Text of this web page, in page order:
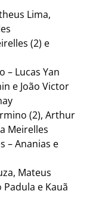
Lima,
(2) e
– Lucas Yan
e João Victor
(2), Arthur
Meirelles
– Ananias e
Mateus
e Kauã